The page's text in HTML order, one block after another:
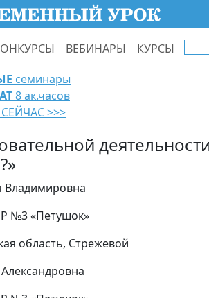
ВЕБИНАРЫ КУРСЫ
семинары
8 ак.часов
>>>
Владимировна
№3 «Петушок»
область, Стрежевой